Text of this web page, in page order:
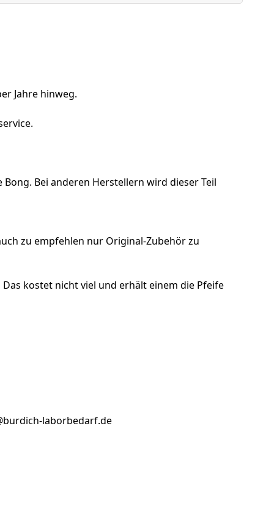
Jahre hinweg.
Bei anderen Herstellern wird dieser Teil
zu empfehlen nur Original-Zubehör zu
kostet nicht viel und erhält einem die Pfeife
laborbedarf.de